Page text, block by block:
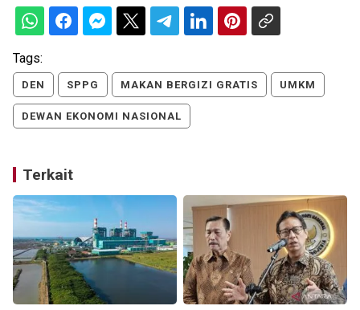
Tags:
DEN SPPG MAKAN BERGIZI GRATIS UMKM
DEWAN EKONOMI NASIONAL
Terkait